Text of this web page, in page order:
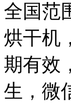
全国范
烘干机
期有效
生，微